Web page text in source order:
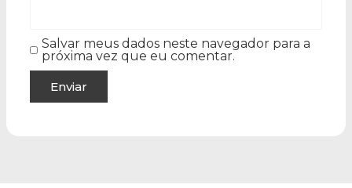
Salvar meus dados neste navegador para a
próxima vez que eu comentar.